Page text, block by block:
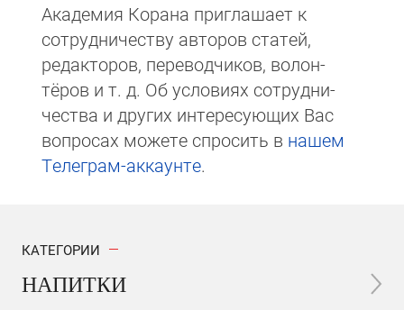
Академия Корана при­гла­ша­ет к
сотруд­ни­чест­ву авторов статей,
редакто­ров, пере­вод­чи­ков, волон­
тёров и т. д. Об ус­ло­виях сотрудни­
чест­ва и других интере­сую­щих Вас
вопросах мо­же­те спросить в на­шем
Те­ле­грам-ак­каунте.
КАТЕГОРИИ
НАПИТКИ